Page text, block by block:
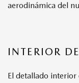
aerodinámica del
INTERIOR
El detallado